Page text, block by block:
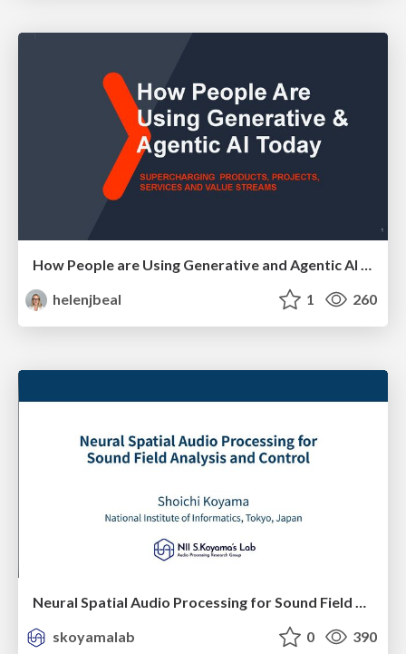
How People are Using Generative and Agentic AI to Supercharge Their Products, Projects, Services and Value Streams Today
helenjbeal
1 260
Neural Spatial Audio Processing for Sound Field Analysis and Control
skoyamalab
0 390